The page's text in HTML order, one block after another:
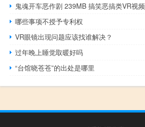
鬼魂开车恶作剧 239MB 搞笑恶搞类VR视频
哪些事项不授予专利权
VR眼镜出现问题应该找谁解决？
过年晚上睡觉取暖好吗
“台馆晓苍苍”的出处是哪里